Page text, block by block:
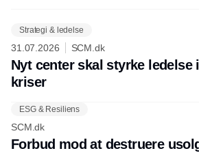
Strategi & ledelse
31.07.2026 SCM.dk
Nyt center skal styrke ledelse i
kriser
ESG & Resiliens
SCM.dk
Forbud mod at destruere